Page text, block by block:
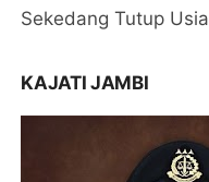
Sekedang Tutup Usia
KAJATI JAMBI